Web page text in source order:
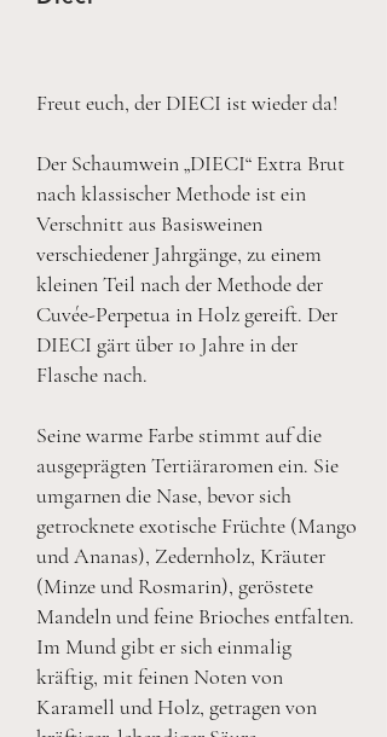
Freut euch, der DIECI ist wieder da!
Der Schaumwein „DIECI“ Extra Brut
nach klassischer Methode ist ein
Verschnitt aus Basisweinen
verschiedener Jahrgänge, zu einem
kleinen Teil nach der Methode der
Cuvée-Perpetua in Holz gereift. Der
DIECI gärt über 10 Jahre in der
Flasche nach.
Seine warme Farbe stimmt auf die
ausgeprägten Tertiäraromen ein. Sie
umgarnen die Nase, bevor sich
getrocknete exotische Früchte (Mango
und Ananas), Zedernholz, Kräuter
(Minze und Rosmarin), geröstete
Mandeln und feine Brioches entfalten.
Im Mund gibt er sich einmalig
kräftig, mit feinen Noten von
Karamell und Holz, getragen von